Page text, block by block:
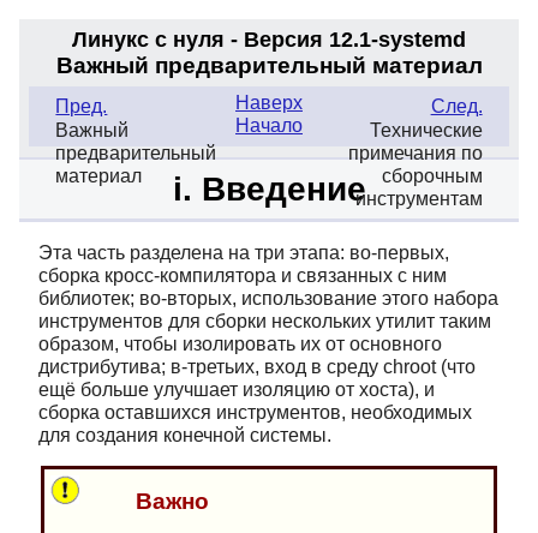
Линукс с нуля - Версия 12.1-systemd
Важный предварительный материал
Пред.
Важный
предварительный
материал
След.
Технические
примечания по
сборочным
инструментам
Наверх
Начало
i. Введение
Эта часть разделена на три этапа: во-первых,
сборка кросс-компилятора и связанных с ним
библиотек; во-вторых, использование этого набора
инструментов для сборки нескольких утилит таким
образом, чтобы изолировать их от основного
дистрибутива; в-третьих, вход в среду chroot (что
ещё больше улучшает изоляцию от хоста), и
сборка оставшихся инструментов, необходимых
для создания конечной системы.
Важно